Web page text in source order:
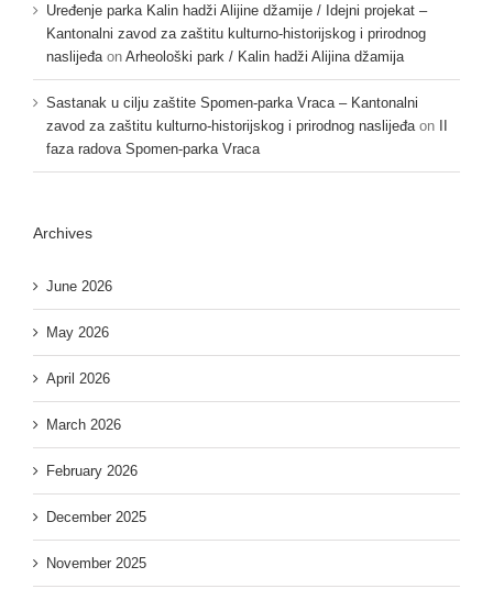
Uređenje parka Kalin hadži Alijine džamije / Idejni projekat –
Kantonalni zavod za zaštitu kulturno-historijskog i prirodnog
naslijeđa on Arheološki park / Kalin hadži Alijina džamija
Sastanak u cilju zaštite Spomen-parka Vraca – Kantonalni
zavod za zaštitu kulturno-historijskog i prirodnog naslijeđa on
faza radova Spomen-parka Vraca
Archives
June 2026
May 2026
April 2026
March 2026
February 2026
December 2025
November 2025